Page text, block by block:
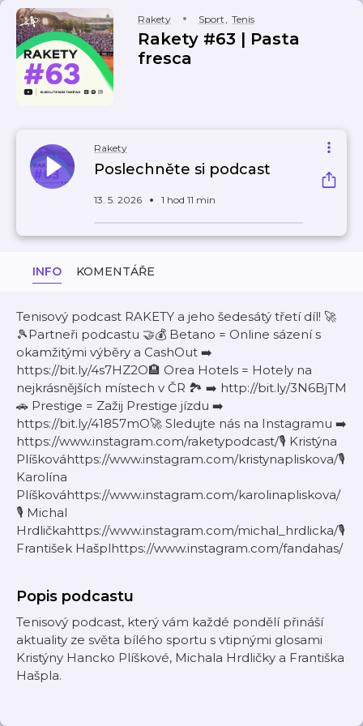
Rakety Sport, Tenis
Rakety #63 | Pasta
fresca
Rakety
Poslechněte si podcast
13. 5. 2026 1 hod 11 min
INFO KOMENTÁŘE
Tenisový podcast RAKETY a jeho šedesátý třetí díl! 🚀
🎾Partneři podcastu 🤝💰 Betano = Online sázení s
okamžitými výběry a CashOut ➡️
https://bit.ly/4s7HZ2O🏨 Orea Hotels = Hotely na
nejkrásnějších místech v ČR 🏞️ ➡️ http://bit.ly/3N6BjTM
🚗 Prestige = Zažij Prestige jízdu ➡️
https://bit.ly/41857mO🚀 Sledujte nás na Instagramu ➡️
https://www.instagram.com/raketypodcast/🎙 Kristýna
Plíškováhttps://www.instagram.com/kristynapliskova/🎙
Karolína
Plíškováhttps://www.instagram.com/karolinapliskova/
🎙 Michal
Hrdličkahttps://www.instagram.com/michal_hrdlicka/🎙
František Hašplhttps://www.instagram.com/fandahas/
Popis podcastu
Tenisový podcast, který vám každé pondělí přináší
aktuality ze světa bílého sportu s vtipnými glosami
Kristýny Hancko Plíškové, Michala Hrdličky a Františka
Hašpla.